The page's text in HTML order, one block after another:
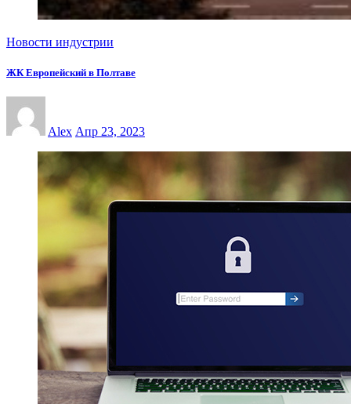
Новости индустрии
ЖК Европейский в Полтаве
Alex Апр 23, 2023